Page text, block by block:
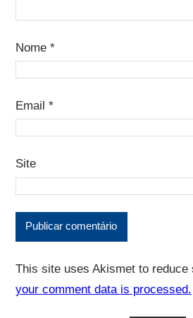
Nome *
Email *
Site
This site uses Akismet to reduce
your comment data is processed.